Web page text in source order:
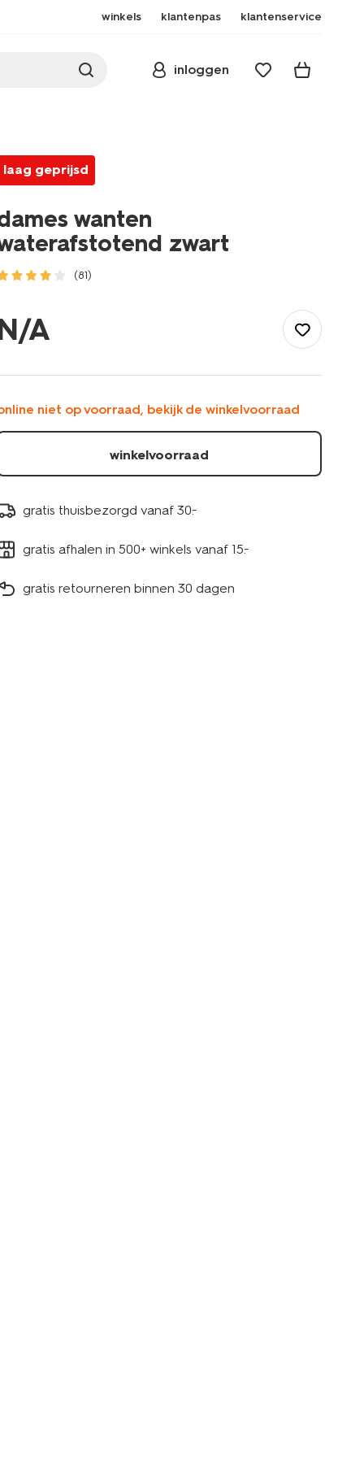
winkels klantenpas klantenservice
inloggen
laag geprijsd
wanten
zwart
(81)
wanten-
waterafstotend-
zwart-
A
niet op voorraad, bekijk de winkelvoorraad
winkelvoorraad
gratis thuisbezorgd vanaf 30.-
gratis afhalen in 500+ winkels vanaf 15.-
gratis retourneren binnen 30 dagen